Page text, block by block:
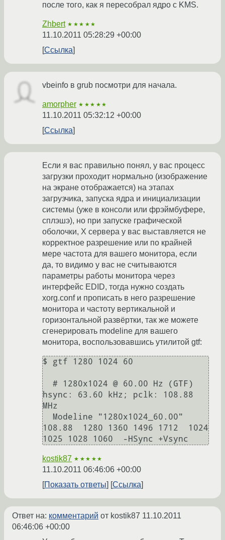
после того, как я пересобрал ядро с KMS.
Zhbert ★★★★★
11.10.2011 05:28:29 +00:00
Ссылка
vbeinfo в grub посмотри для начала.
amorpher ★★★★★
11.10.2011 05:32:12 +00:00
Ссылка
Если я вас правильно понял, у вас процесс
загрузки проходит нормально (изображение
на экране отображается) на этапах
загрузчика, запуска ядра и инициализации
системы (уже в консоли или фрэймбуфере,
сплэшэ), но при запуске графической
оболочки, X сервера у вас выставляется не
корректное разрешение или по крайней
мере частота для вашего монитора, если
да, то видимо у вас не считываются
параметры работы монитора через
интерфейс EDID, тогда нужно создать
xorg.conf и прописать в него разрешение
монитора и частоту вертикальной и
горизонтальной развёртки, так же можете
сгенерировать modeline для вашего
монитора, воспользовавшись утилитой gtf:
$ gtf 1280 1024 60
hsync: 63.60 kHz; pclk: 108.88
MHz
108.88  1280 1360 1496 1712  1024
kostik87 ★★★★★
11.10.2011 06:46:06 +00:00
Показать ответы
Ссылка
Ответ на: комментарий от kostik87 11.10.2011
06:46:06 +00:00